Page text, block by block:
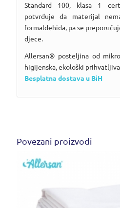
Standard 100, klasa 1
potvrđuje da materijal
formaldehida, pa se
djece.
Allersan® posteljina od
higijenska, ekološki
Besplatna dostava u BiH
Povezani proizvodi